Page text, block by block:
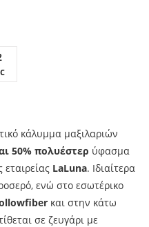
κάλυμμα μαξιλαριών
50% πολυέστερ ύφασμα
LaLuna. Ιδιαίτερα
ενώ στο εσωτέρικο
και στην κάτω
σε ζευγάρι με